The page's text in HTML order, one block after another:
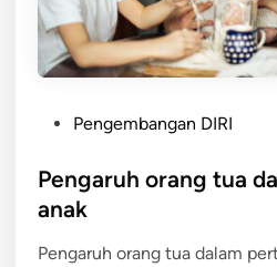
s
t
d
Pengembangan DIRI
Pengaruh orang tua
anak
Pengaruh orang tua dalam